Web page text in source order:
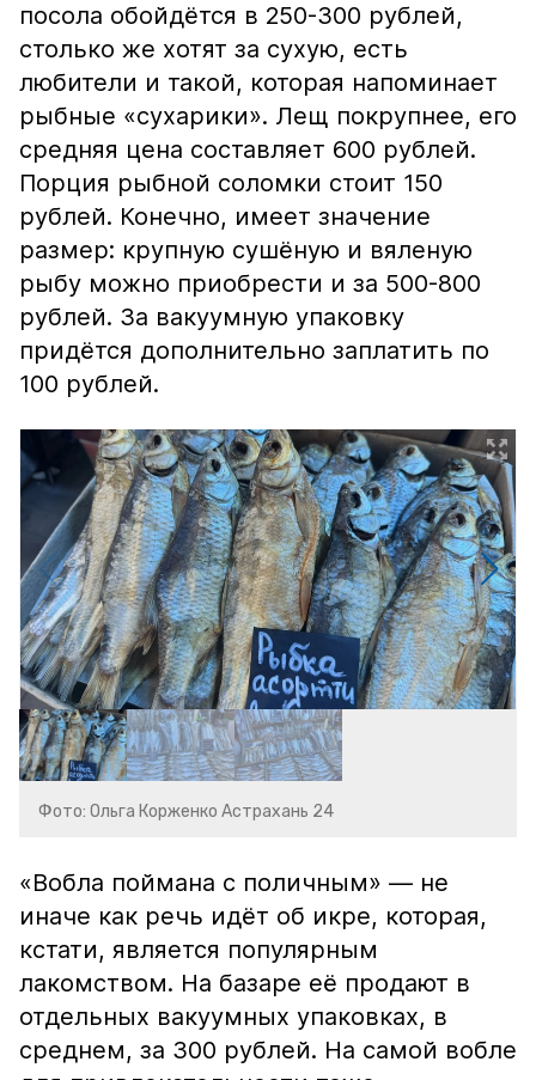
посола обойдётся в 250-300 рублей,
столько же хотят за сухую, есть
любители и такой, которая напоминает
рыбные «сухарики». Лещ покрупнее, его
средняя цена составляет 600 рублей.
Порция рыбной соломки стоит 150
рублей. Конечно, имеет значение
размер: крупную сушёную и вяленую
рыбу можно приобрести и за 500-800
рублей. За вакуумную упаковку
придётся дополнительно заплатить по
100 рублей.
Фото: Ольга Корженко Астрахань 24
«Вобла поймана с поличным» — не
иначе как речь идёт об икре, которая,
кстати, является популярным
лакомством. На базаре её продают в
отдельных вакуумных упаковках, в
среднем, за 300 рублей. На самой вобле